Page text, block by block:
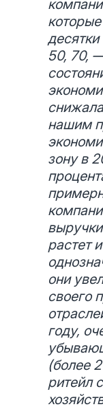
50, 70,
нашим
зону в
растет
они
своего
году,
(более
ритейл